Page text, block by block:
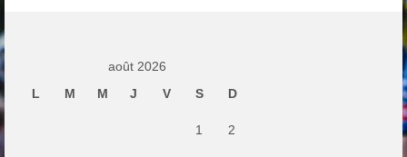
août 2026
L
M M J V S D
1 2